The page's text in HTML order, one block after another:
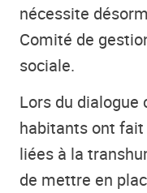
nécessite
Comité de
sociale.
Lors du dialogue
habitants ont
liées à la
de mettre en